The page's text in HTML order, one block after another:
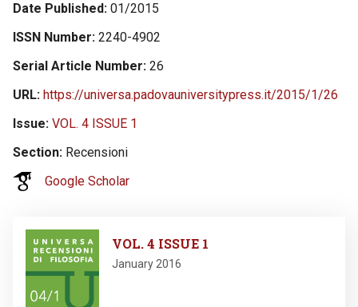
Date Published 01/2015
ISSN Number 2240-4902
Serial Article Number 26
URL https://universa.padovauniversitypress.it/2015/1/26
Issue VOL. 4 ISSUE 1
Section Recensioni
Google Scholar
VOL. 4 ISSUE 1
January 2016